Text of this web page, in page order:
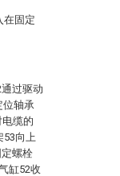
在固定
过驱动
位轴承
缆的
53向上
螺栓
缸52收